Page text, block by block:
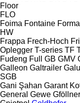
Floor
FLO
Foima Fontaine
HW
Frappa Frech-Hoch
Oplegger T-series TF
Fudeng Full GB GMV
Galleon Galtrailer
SGB
Gani Şahan Garant
General Gewe Gföllner